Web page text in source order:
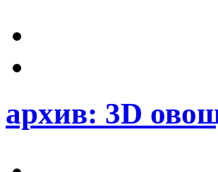
архив: 3D